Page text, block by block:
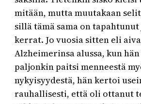
mitään, mutta muutakaan
sillä tämä sama on
kerrat. Jo vuosia sitten eli
Alzheimerinsa alussa, kun
paljonkin paitsi menneestä
nykyisyydestä, hän kertoi
rauhallisesti, että oli ottanut